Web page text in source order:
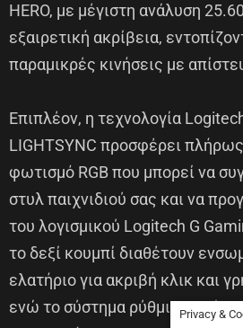
HERO, με μέγιστη ανάλυση
εξαιρετική ακρίβεια,
παραμικρές κινήσεις με
Επιπλέον, η τεχνολογία
LIGHTSYNC προσφέρει
φωτισμό RGB που μπορεί να
στυλ παιχνιδιού σας και να
του λογισμικού Logitech G
το δεξί κουμπί διαθέτουν
ελατήριο για ακριβή κλικ και
ενώ το σύστημα ρύθμισηςPrivacy &